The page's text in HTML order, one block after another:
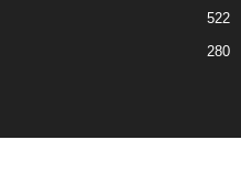
522
280